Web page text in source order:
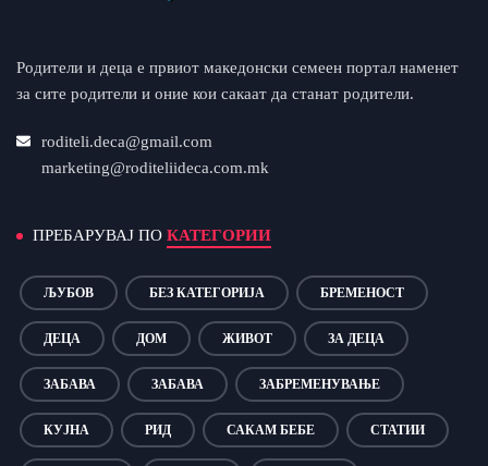
Родители и деца е првиот македонски семеен портал наменет
за сите родители и оние кои сакаат да станат родители.
roditeli.deca@gmail.com
marketing@roditeliideca.com.mk
ПРЕБАРУВАЈ ПО КАТЕГОРИИ
ЉУБОВ БЕЗ КАТЕГОРИЈА БРЕМЕНОСТ
ДЕЦА ДОМ ЖИВОТ ЗА ДЕЦА
ЗАБАВА ЗАБАВА ЗАБРЕМЕНУВАЊЕ
КУЈНА РИД САКАМ БЕБЕ СТАТИИ